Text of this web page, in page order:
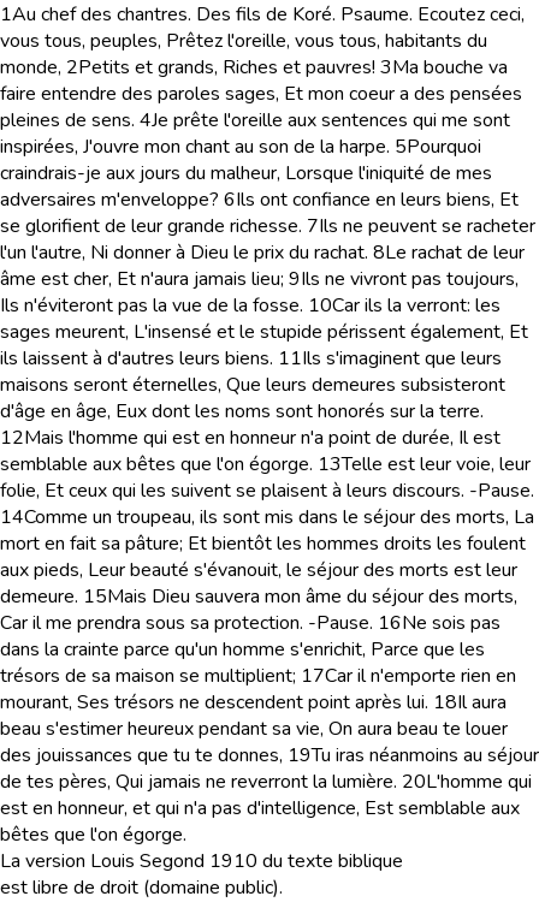
1Au chef des chantres. Des fils de Koré. Psaume. Ecoutez ceci,
vous tous, peuples, Prêtez l'oreille, vous tous, habitants du
monde, 2Petits et grands, Riches et pauvres! 3Ma bouche va
faire entendre des paroles sages, Et mon coeur a des pensées
pleines de sens. 4Je prête l'oreille aux sentences qui me sont
inspirées, J'ouvre mon chant au son de la harpe. 5Pourquoi
craindrais-je aux jours du malheur, Lorsque l'iniquité de mes
adversaires m'enveloppe? 6Ils ont confiance en leurs biens, Et
se glorifient de leur grande richesse. 7Ils ne peuvent se racheter
l'un l'autre, Ni donner à Dieu le prix du rachat. 8Le rachat de leur
âme est cher, Et n'aura jamais lieu; 9Ils ne vivront pas toujours,
Ils n'éviteront pas la vue de la fosse. 10Car ils la verront: les
sages meurent, L'insensé et le stupide périssent également, Et
ils laissent à d'autres leurs biens. 11Ils s'imaginent que leurs
maisons seront éternelles, Que leurs demeures subsisteront
d'âge en âge, Eux dont les noms sont honorés sur la terre.
12Mais l'homme qui est en honneur n'a point de durée, Il est
semblable aux bêtes que l'on égorge. 13Telle est leur voie, leur
folie, Et ceux qui les suivent se plaisent à leurs discours. -Pause.
14Comme un troupeau, ils sont mis dans le séjour des morts, La
mort en fait sa pâture; Et bientôt les hommes droits les foulent
aux pieds, Leur beauté s'évanouit, le séjour des morts est leur
demeure. 15Mais Dieu sauvera mon âme du séjour des morts,
Car il me prendra sous sa protection. -Pause. 16Ne sois pas
dans la crainte parce qu'un homme s'enrichit, Parce que les
trésors de sa maison se multiplient; 17Car il n'emporte rien en
mourant, Ses trésors ne descendent point après lui. 18Il aura
beau s'estimer heureux pendant sa vie, On aura beau te louer
des jouissances que tu te donnes, 19Tu iras néanmoins au séjour
de tes pères, Qui jamais ne reverront la lumière. 20L'homme qui
est en honneur, et qui n'a pas d'intelligence, Est semblable aux
bêtes que l'on égorge.
La version Louis Segond 1910 du texte biblique
est libre de droit (domaine public).